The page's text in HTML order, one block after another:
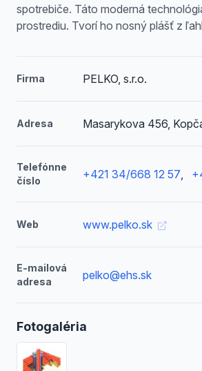
spotrebiče. Táto moderná
prostrediu. Tvorí ho nosný plášť z
Firma PELKO, s.r.o.
Adresa Masarykova 456,
Telefónne
číslo
+421 34/668 12 57,
Web www.pelko.sk
E-mailová
adresa
pelko@ehs.sk
Fotogaléria